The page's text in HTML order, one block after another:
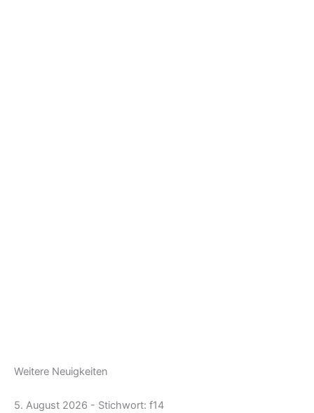
Weitere Neuigkeiten
5. August 2026 - Stichwort: f14